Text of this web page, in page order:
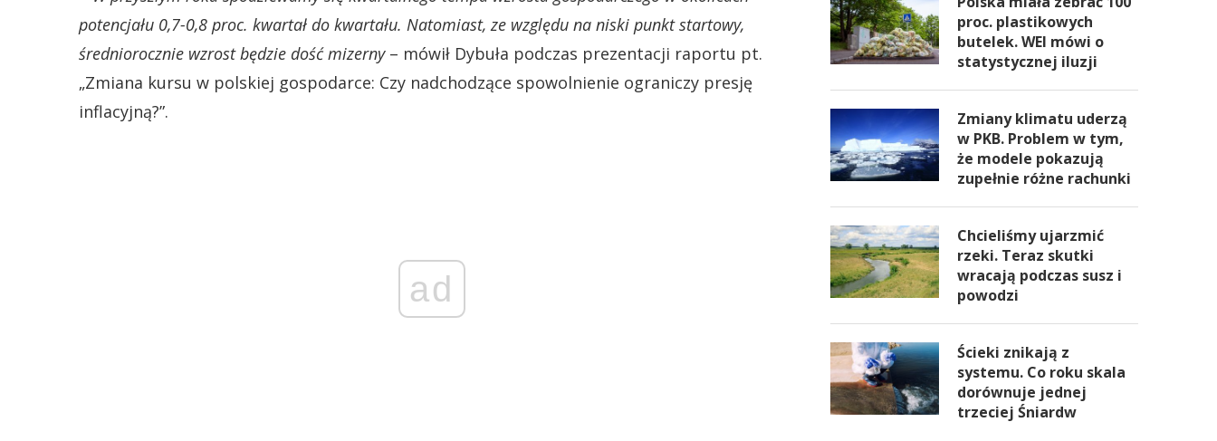
potencjału 0,7-0,8 proc. kwartał do kwartału. Natomiast, ze względu na niski punkt startowy,
średniorocznie wzrost będzie dość mizerny– mówił Dybuła podczas prezentacji raportu pt.
„Zmiana kursu w polskiej gospodarce: Czy nadchodzące spowolnienie ograniczy presję
inflacyjną?”.
ad
proc. plastikowych
butelek. WEI mówi o
statystycznej iluzji
Zmiany klimatu uderzą
w PKB. Problem w tym,
że modele pokazują
zupełnie różne rachunki
Chcieliśmy ujarzmić
rzeki. Teraz skutki
wracają podczas susz i
powodzi
Ścieki znikają z
systemu. Co roku skala
dorównuje jednej
trzeciej Śniardw